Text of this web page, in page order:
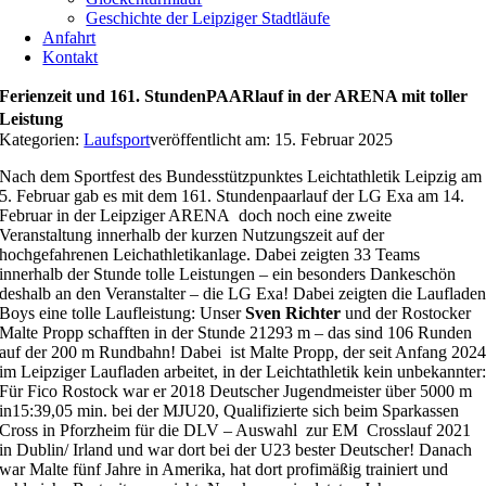
Geschichte der Leipziger Stadtläufe
Anfahrt
Kontakt
Ferienzeit und 161. StundenPAARlauf in der ARENA mit toller
Leistung
Kategorien:Laufsportveröffentlicht am: 15. Februar 2025
Nach dem Sportfest des Bundesstützpunktes Leichtathletik Leipzig am
5. Februar gab es mit dem 161. Stundenpaarlauf der LG Exa am 14.
Februar in der Leipziger ARENA doch noch eine zweite
Veranstaltung innerhalb der kurzen Nutzungszeit auf der
hochgefahrenen Leichathletikanlage. Dabei zeigten 33 Teams
innerhalb der Stunde tolle Leistungen – ein besonders Dankeschön
deshalb an den Veranstalter – die LG Exa! Dabei zeigten die Laufladen
Boys eine tolle Laufleistung: UnserSven Richter und der Rostocker
Malte Propp schafften in der Stunde 21293 m – das sind 106 Runden
auf der 200 m Rundbahn! Dabei ist Malte Propp, der seit Anfang 2024
im Leipziger Laufladen arbeitet, in der Leichtathletik kein unbekannter:
Für Fico Rostock war er 2018 Deutscher Jugendmeister über 5000 m
in15:39,05 min. bei der MJU20, Qualifizierte sich beim Sparkassen
Cross in Pforzheim für die DLV – Auswahl zur EM Crosslauf 2021
in Dublin/ Irland und war dort bei der U23 bester Deutscher! Danach
war Malte fünf Jahre in Amerika, hat dort profimäßig trainiert und